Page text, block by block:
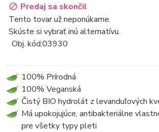
Predaj sa skončil
Tento tovar už neponúkame.
Skúste si vybrať inú alternatívu.
Obj. kód:03930
100% Prírodná
100% Veganská
Čistý BIO hydrolát z levanduľových
Má upokojujúce, antibakteriálne
pre všetky typy pleti